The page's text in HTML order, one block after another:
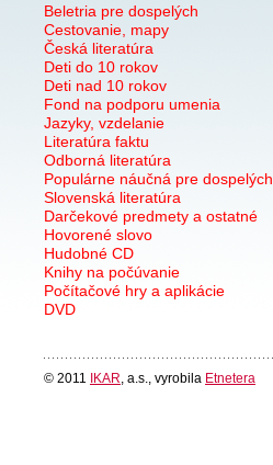
Beletria pre dospelých
Cestovanie, mapy
Česká literatúra
Deti do 10 rokov
Deti nad 10 rokov
Fond na podporu umenia
Jazyky, vzdelanie
Literatúra faktu
Odborná literatúra
Populárne náučná pre dospelých
Slovenská literatúra
Darčekové predmety a ostatné
Hovorené slovo
Hudobné CD
Knihy na počúvanie
Počítačové hry a aplikácie
DVD
© 2011 IKAR , a.s., vyrobila Etnetera